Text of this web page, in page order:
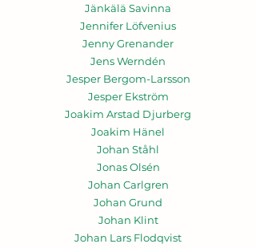
Jänkälä Savinna
Jennifer Löfvenius
Jenny Grenander
Jens Werndén
Jesper Bergom-Larsson
Jesper Ekström
Joakim Arstad Djurberg
Joakim Hänel
Johan Ståhl
Jonas Olsén
Johan Carlgren
Johan Grund
Johan Klint
Johan Lars Flodqvist